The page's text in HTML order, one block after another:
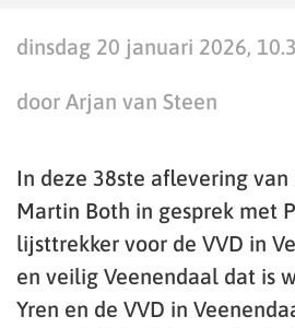
dinsdag 20 januari 2026,
door Arjan van Steen
In deze 38ste aflevering
Martin Both in gesprek met
lijsttrekker voor de VVD in
en veilig Veenendaal dat is
Yren en de VVD in